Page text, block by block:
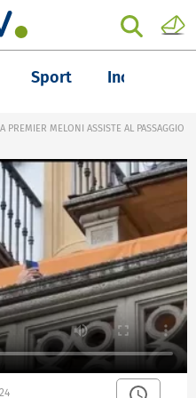
Sport Inchieste
PREMIER MELONI ASSISTE AL PASSAGGIO